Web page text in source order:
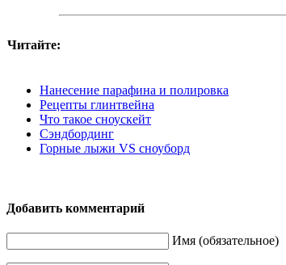
Читайте:
Нанесение парафина и полировка
Рецепты глинтвейна
Что такое сноускейт
Сэндбординг
Горные лыжи VS сноуборд
Добавить комментарий
Имя (обязательное)